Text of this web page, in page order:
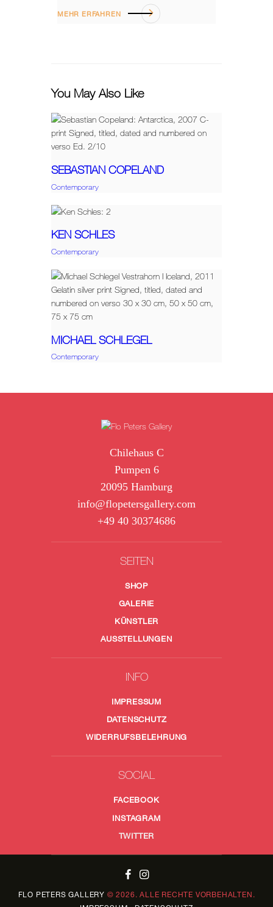
MEHR ERFAHREN
You May Also Like
SEBASTIAN COPELAND
Contemporary
KEN SCHLES
Contemporary
MICHAEL SCHLEGEL
Contemporary
Chilehaus C
Pumpen 6
20095 Hamburg
info@flopetersgallery.com
+49 40 30374686
SEITEN
SHOP
GALERIE
KÜNSTLER
AUSSTELLUNGEN
INFO
IMPRESSUM
DATENSCHUTZ
WIDERRUFSBELEHRUNG
SOCIAL
FACEBOOK
INSTAGRAM
TWITTER
FLO PETERS GALLERY © 2026. ALLE RECHTE VORBEHALTEN.